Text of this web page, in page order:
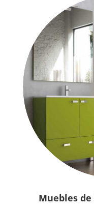
Muebles